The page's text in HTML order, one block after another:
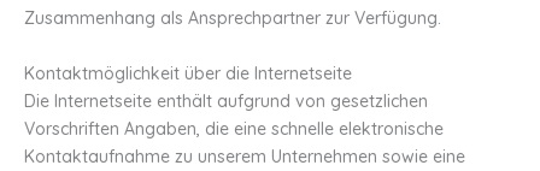
Zusammenhang als Ansprechpartner zur Verfügung.
Kontaktmöglichkeit über die Internetseite
Die Internetseite enthält aufgrund von gesetzlichen
Vorschriften Angaben, die eine schnelle elektronische
Kontaktaufnahme zu unserem Unternehmen sowie eine